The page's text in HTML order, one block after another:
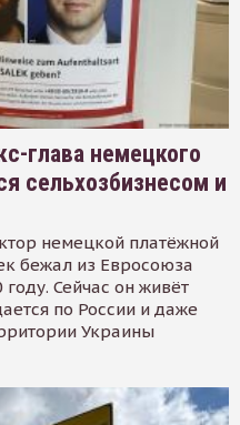
глава немецкого
сельхозбизнесом и
немецкой платёжной
бежал из Евросоюза
Сейчас он живёт
по России и даже
Украины